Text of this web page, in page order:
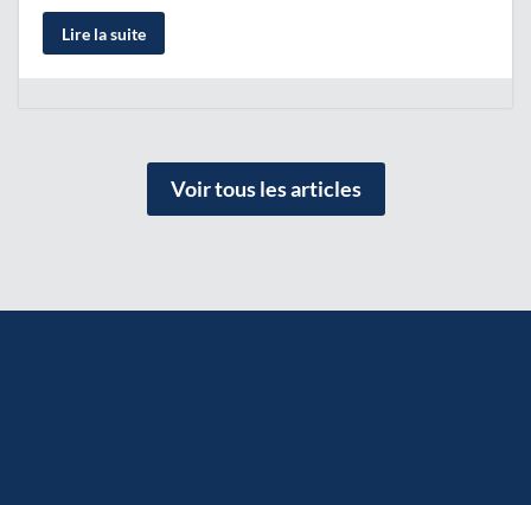
Lire la suite
Voir tous les articles